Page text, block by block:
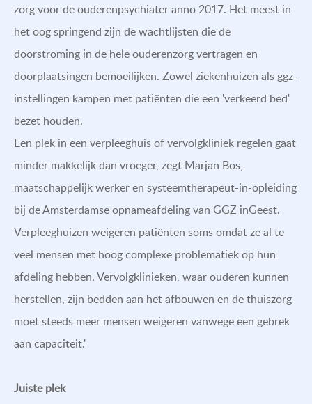
zorg voor de ouderenpsychiater anno 2017. Het meest in
het oog springend zijn de wachtlijsten die de
doorstroming in de hele ouderenzorg vertragen en
doorplaatsingen bemoeilijken. Zowel ziekenhuizen als ggz-
instellingen kampen met patiënten die een 'verkeerd bed'
bezet houden.
Een plek in een verpleeghuis of vervolgkliniek regelen gaat
minder makkelijk dan vroeger, zegt Marjan Bos,
maatschappelijk werker en systeemtherapeut-in-opleiding
bij de Amsterdamse opnameafdeling van GGZ inGeest.
Verpleeghuizen weigeren patiënten soms omdat ze al te
veel mensen met hoog complexe problematiek op hun
afdeling hebben. Vervolgklinieken, waar ouderen kunnen
herstellen, zijn bedden aan het afbouwen en de thuiszorg
moet steeds meer mensen weigeren vanwege een gebrek
aan capaciteit.'
Juiste plek